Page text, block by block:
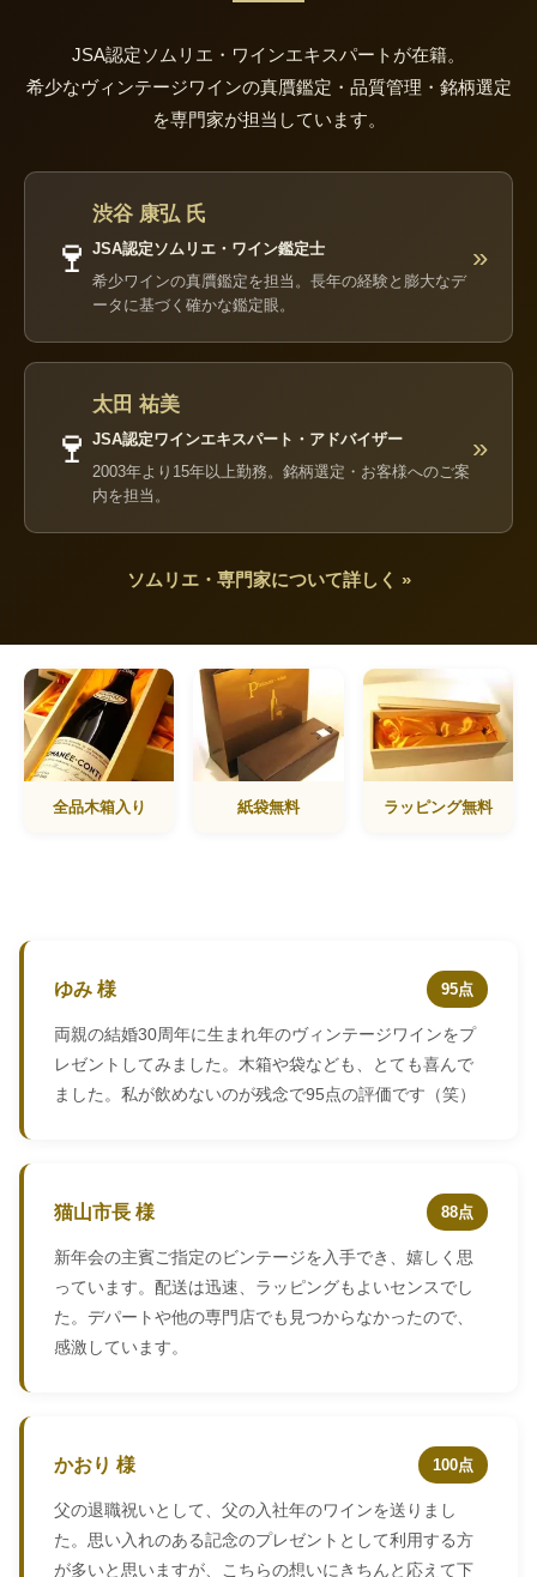
JSA認定ソムリエ・ワインエキスパートが在籍。
希少なヴィンテージワインの真贋鑑定・品質管理・銘柄選定
を専門家が担当しています。
🍷
渋谷 康弘 氏
JSA認定ソムリエ・ワイン鑑定士
希少ワインの真贋鑑定を担当。長年の経験と膨大なデ
ータに基づく確かな鑑定眼。
»
🍷
太田 祐美
JSA認定ワインエキスパート・アドバイザー
2003年より15年以上勤務。銘柄選定・お客様へのご案
内を担当。
»
ソムリエ・専門家について詳しく »
全品木箱入り 紙袋無料 ラッピング無料
ゆみ 様 95点
両親の結婚30周年に生まれ年のヴィンテージワインをプ
レゼントしてみました。木箱や袋なども、とても喜んで
ました。私が飲めないのが残念で95点の評価です（笑）
猫山市長 様 88点
新年会の主賓ご指定のビンテージを入手でき、嬉しく思
っています。配送は迅速、ラッピングもよいセンスでし
た。デパートや他の専門店でも見つからなかったので、
感激しています。
かおり 様 100点
父の退職祝いとして、父の入社年のワインを送りまし
た。思い入れのある記念のプレゼントとして利用する方
が多いと思いますが、こちらの想いにきちんと応えて下